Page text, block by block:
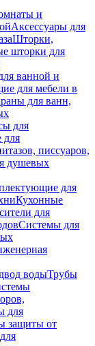
и
Аксессуары для
Шторки,
шторки для
ванной и
для мебели в
для ванн,
для
для
писсуаров,
душевых
для
Кухонные
для
Системы для
водыТрубы
для
защиты от